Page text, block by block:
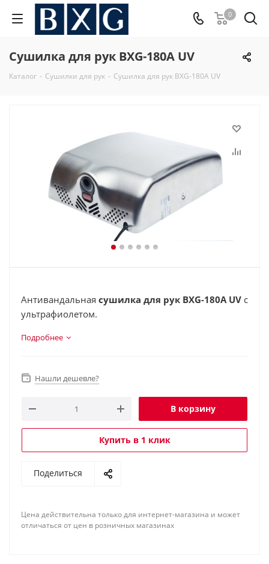
0
Сушилка для рук BXG-180A UV
Каталог - Сушилки для рук - Сушилка для рук BXG-180A UV
Антивандальная сушилка для рук BXG-180A UV с
ультрафиолетом.
Подробнее
Нашли дешевле?
В корзину
Купить в 1 клик
Поделиться
Цена действительна только для интернет-магазина и может
отличаться от цен в розничных магазинах